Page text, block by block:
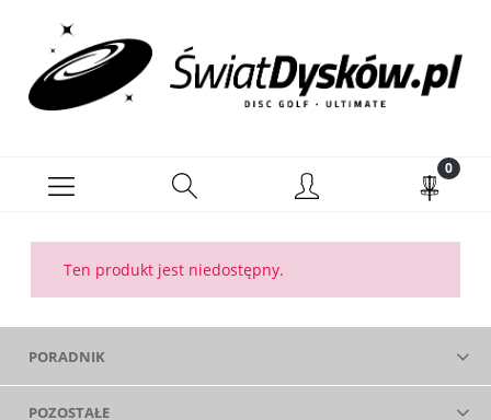
Ten produkt jest niedostępny.
PORADNIK
POZOSTAŁE